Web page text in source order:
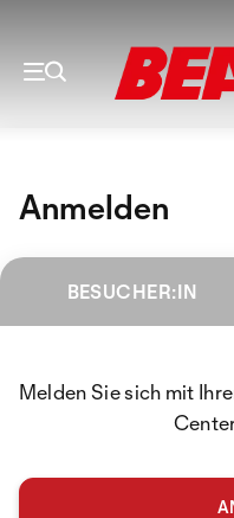
Anmelden
BESUCHER:IN
Melden Sie sich mit